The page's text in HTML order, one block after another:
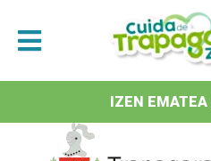
IZEN EMATEA